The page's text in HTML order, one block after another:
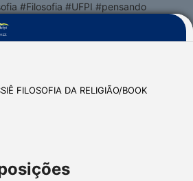
#Filosofia #UFPI #pensando
FILOSOFIA DA RELIGIÃO/BOOK